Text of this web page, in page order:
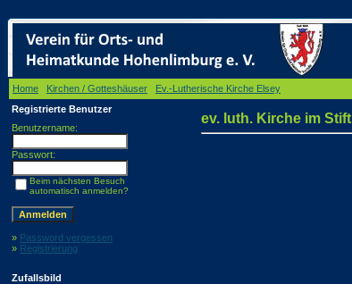
Home Kirchen / Gotteshäuser Ev.-Lutherische Kirche Elsey
Registrierte Benutzer
Benutzername:
Passwort:
Beim nächsten Besuch
automatisch anmelden?
» Password vergessen
» Registrierung
Zufallsbild
ev. luth. Kirche im Stift